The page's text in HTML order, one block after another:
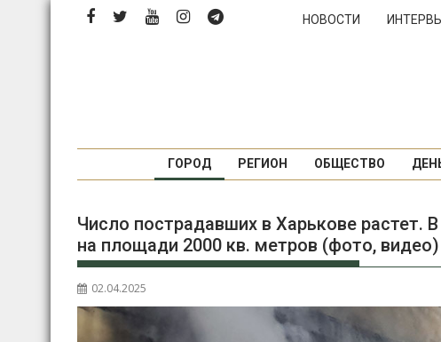
Перейти
НОВОСТИ
ГОРОД РЕГИОН ОБЩЕСТВО
Число пострадавших в Харькове растет.
на площади 2000 кв. метров (фото, видео)
02.04.2025